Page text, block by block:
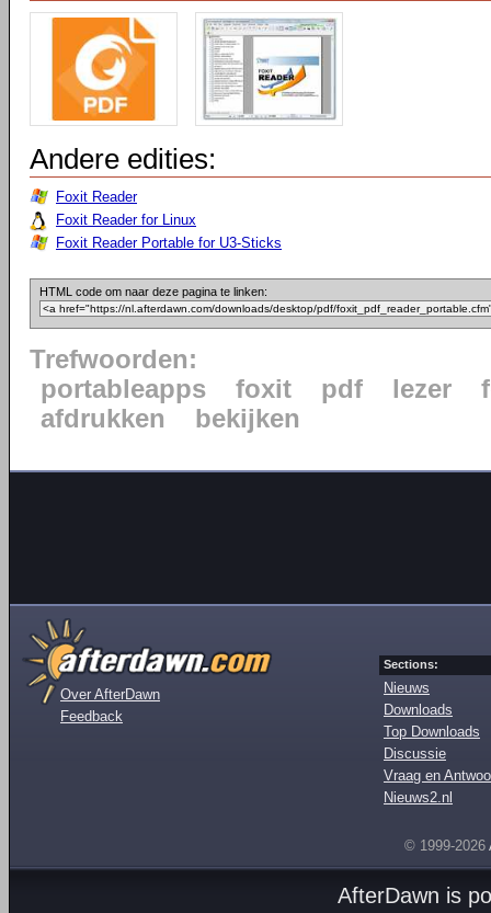
Andere edities:
Foxit Reader
Foxit Reader for Linux
Foxit Reader Portable for U3-Sticks
HTML code om naar deze pagina te linken:
Trefwoorden:
portableapps
foxit pdf lezer
afdrukken
bekijken
Over AfterDawn
Feedback
Sections:
Nieuws
Downloads
Top Downloads
Discussie
Vraag en
Nieuws2.nl
© 1999-2026
AfterDawn is